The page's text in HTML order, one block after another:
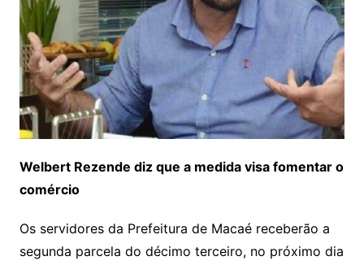
Welbert Rezende diz que a medida visa fomentar o
comércio
Os servidores da Prefeitura de Macaé receberão a
segunda parcela do décimo terceiro, no próximo dia